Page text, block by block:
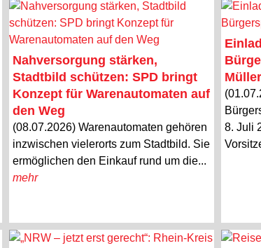
Nahversorgung stärken,
Stadtbild schützen: SPD bringt
Konzept für Warenautomaten auf
den Weg
(08.07.2026) Warenautomaten gehören
inzwischen vielerorts zum Stadtbild. Sie
ermöglichen den Einkauf rund um die...
mehr
Müller
8. Juli